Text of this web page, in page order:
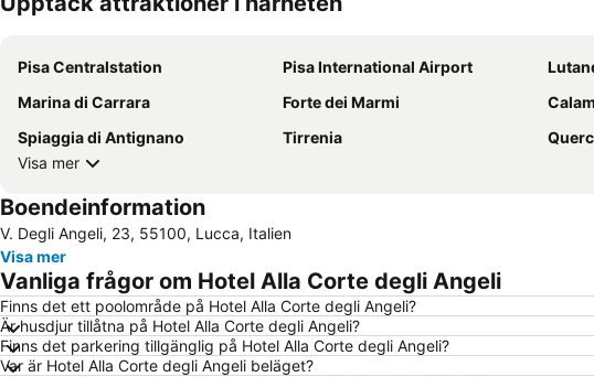
Pisa Centralstation Pisa International Airport
Marina di Carrara
Forte dei Marmi
Spiaggia di Antignano
Tirrenia
Visa mer
Boendeinformation
V. Degli Angeli, 23, 55100, Lucca, Italien
Visa mer
Vanliga frågor om Hotel Alla Corte degli Angeli
Finns det ett poolområde på Hotel Alla Corte degli Angeli?
Är husdjur tillåtna på Hotel Alla Corte degli Angeli?
Finns det parkering tillgänglig på Hotel Alla Corte degli Angeli?
Var är Hotel Alla Corte degli Angeli beläget?